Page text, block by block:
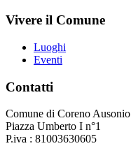
Vivere il Comune
Luoghi
Eventi
Contatti
Comune di Coreno Ausonio
Piazza Umberto I n°1
P.iva : 81003630605